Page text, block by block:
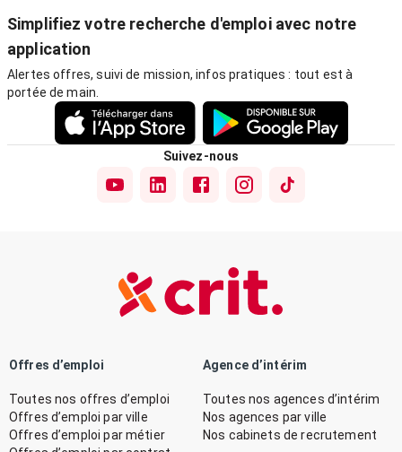
Simplifiez votre recherche d'emploi avec notre
application
Alertes offres, suivi de mission, infos pratiques : tout est à
portée de main.
Suivez-nous
Offres d’emploi
Toutes nos offres d’emploi
Offres d’emploi par ville
Offres d’emploi par métier
Agence d’intérim
Toutes nos agences d’intérim
Nos agences par ville
Nos cabinets de recrutement